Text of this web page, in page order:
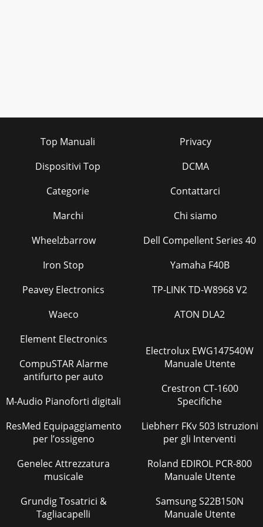
Top Manuali
Dispositivi Top
Categorie
Marchi
Privacy
DCMA
Contattarci
Chi siamo
Wheelzbarrow
Iron Stop
Peavey Electronics
Waeco
Element Electronics
CompuSTAR Alarme
antifurto per auto
M-Audio Pianoforti digitali
ResMed Equipaggiamento
per l’ossigeno
Genelec Attrezzatura
musicale
Grundig Tosatrici &
Tagliacapelli
Dell Compellent Series 40
Yamaha F40B
TP-LINK TD-W8968 V2
ATON DLA2
Electrolux EWG147540W
Manuale Utente
Crestron CT-1600
Specifiche
Liebherr FKv 503 Istruzioni
per gli Interventi
Roland EDIROL PCR-800
Manuale Utente
Samsung S22B150N
Manuale Utente